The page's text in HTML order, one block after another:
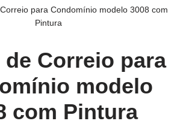
para Condomínio modelo 3008 com
Pintura
de Correio para
modelo
com Pintura